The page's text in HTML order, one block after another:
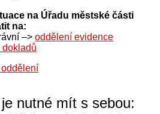
na Úřadu městské části
na:
–>oddělení evidence
dokladů
nutné mít s sebou: